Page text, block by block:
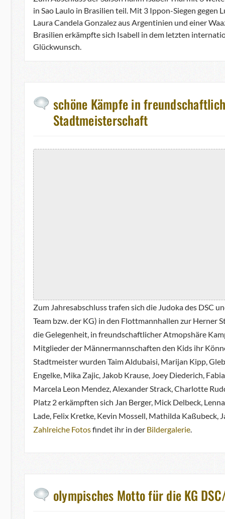
in Sao Laulo in Brasilien teil. Mit 3 Ippon-Siegen gegen
Laura Candela Gonzalez aus Argentinien und einer
Brasilien erkämpfte sich Isabell in dem letzten
Glückwunsch.
schöne Kämpfe in
Stadtmeisterschaft
Zum Jahresabschluss trafen sich die Judoka des DSC
Team bzw. der KG) in den Flottmannhallen zur Herner
die Gelegenheit, in freundschaftlicher Atmopshäre
Mitglieder der Männermannschaften den Kids ihr
Stadtmeister wurden Taim Aldubaisi, Marijan Kipp,
Engelke, Mika Zajic, Jakob Krause, Joey Diederich,
Marcela Leon Mendez, Alexander Strack, Charlotte
Platz 2 erkämpften sich Jan Berger, Mick Delbeck,
Lade, Felix Kretke, Kevin Mossell, Mathilda Kaßubeck,
Zahlreiche Fotosfindet ihr in der Bildergalerie.
olympisches Motto für die KG